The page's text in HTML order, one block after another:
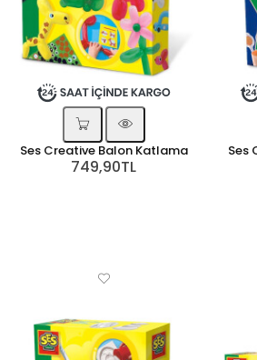
Ses Creative Balon Katlama
749,90TL
Ses